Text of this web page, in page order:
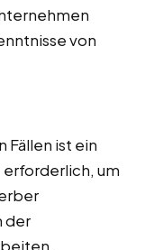
von
Fällen ist ein
um
der